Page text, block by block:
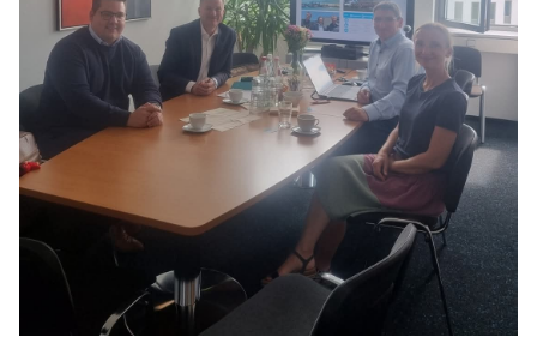
CDU Deutschland
CDU Fraktion im Brandenburger Landtag
CDU Brandenburg
CDU Potsdam